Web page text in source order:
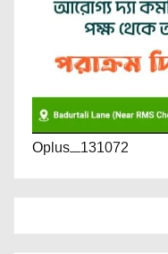
Oplus_131072